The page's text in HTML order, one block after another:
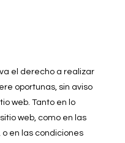
el derecho a realizar
oportunas, sin aviso
web. Tanto en lo
web, como en las
en las condiciones